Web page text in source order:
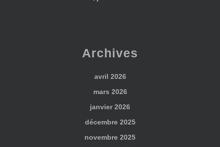
Archives
avril 2026
mars 2026
janvier 2026
décembre 2025
novembre 2025